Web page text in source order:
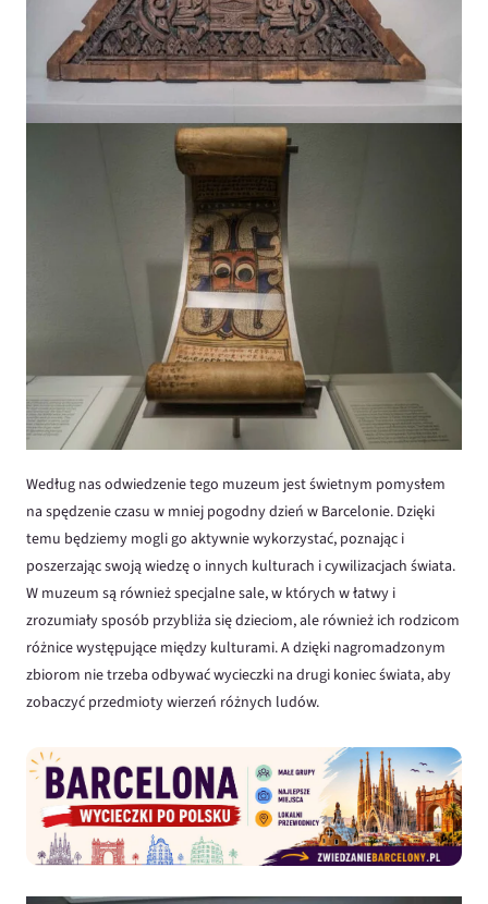
Według nas odwiedzenie tego muzeum jest świetnym pomysłem
na spędzenie czasu w mniej pogodny dzień w Barcelonie. Dzięki
temu będziemy mogli go aktywnie wykorzystać, poznając i
poszerzając swoją wiedzę o innych kulturach i cywilizacjach świata.
W muzeum są również specjalne sale, w których w łatwy i
zrozumiały sposób przybliża się dzieciom, ale również ich rodzicom
różnice występujące między kulturami. A dzięki nagromadzonym
zbiorom nie trzeba odbywać wycieczki na drugi koniec świata, aby
zobaczyć przedmioty wierzeń różnych ludów.